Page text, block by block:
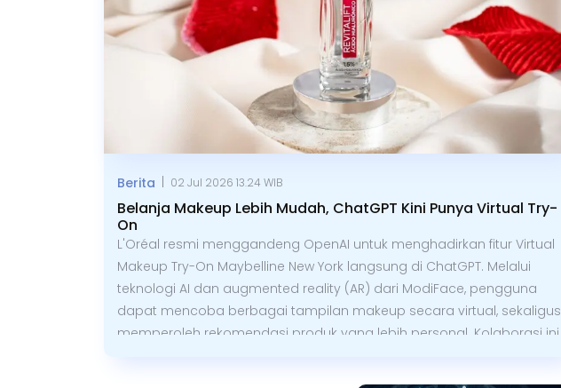
Belanja Makeup Lebih Mudah, ChatGPT Kini Punya Virtual Try-
On
Berita 02 Jul 2026 13.24 WIB
L'Oréal resmi menggandeng OpenAI untuk menghadirkan fitur Virtual
Makeup Try-On Maybelline New York langsung di ChatGPT. Melalui
teknologi AI dan augmented reality (AR) dari ModiFace, pengguna
dapat mencoba berbagai tampilan makeup secara virtual, sekaligus
memperoleh rekomendasi produk yang lebih personal. Kolaborasi ini